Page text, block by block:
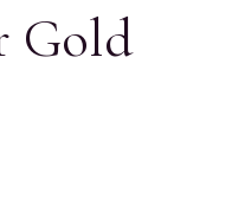
Gold